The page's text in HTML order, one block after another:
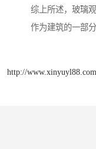
综上所述，玻璃
作为建筑的一部
http://www.xinyuyl88.com